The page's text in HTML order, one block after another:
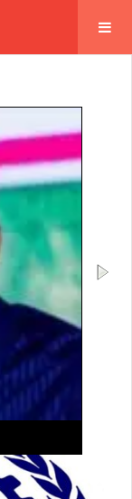
dans le